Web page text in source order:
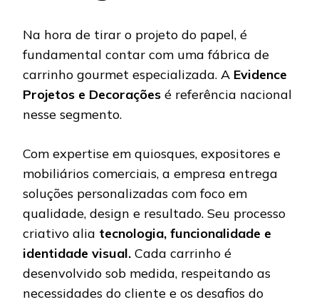
Na hora de tirar o projeto do papel, é
fundamental contar com uma fábrica de
carrinho gourmet especializada. A Evidence
Projetos e Decorações é referência nacional
nesse segmento.
Com expertise em quiosques, expositores e
mobiliários comerciais, a empresa entrega
soluções personalizadas com foco em
qualidade, design e resultado. Seu processo
criativo alia tecnologia, funcionalidade e
identidade visual. Cada carrinho é
desenvolvido sob medida, respeitando as
necessidades do cliente e os desafios do